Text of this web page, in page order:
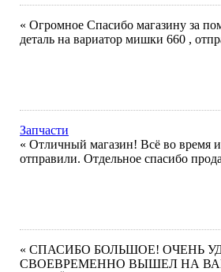
« Огромное Спасибо магазину за
деталь на вариатор мишки 660 ,
Запчасти
« Отличный магазин! Всё во время
отправили. Отдельное спасибо
« СПАСИБО БОЛЬШОЕ! ОЧЕНЬ
СВОЕВРЕМЕННО ВЫШЕЛ НА